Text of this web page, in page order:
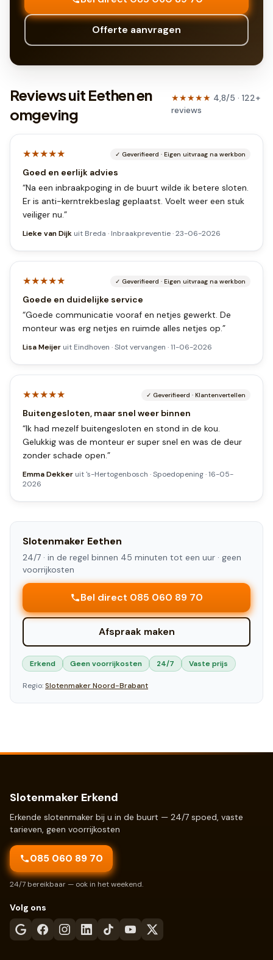
Offerte aanvragen
Reviews uit Eethen en
omgeving
★★★★★ 4,8/5 · 122+
reviews
★★★★★ ✓ Geverifieerd · Eigen uitvraag na werkbon
Goed en eerlijk advies
“Na een inbraakpoging in de buurt wilde ik betere sloten.
Er is anti-kerntrekbeslag geplaatst. Voelt weer een stuk
veiliger nu.”
Lieke van Dijk uit Breda · Inbraakpreventie·23-06-2026
★★★★★ ✓ Geverifieerd · Eigen uitvraag na werkbon
Goede en duidelijke service
“Goede communicatie vooraf en netjes gewerkt. De
monteur was erg netjes en ruimde alles netjes op.”
Lisa Meijer uit Eindhoven ·Slot vervangen ·11-06-2026
★★★★★ ✓ Geverifieerd · Klantenvertellen
Buitengesloten, maar snel weer binnen
“Ik had mezelf buitengesloten en stond in de kou.
Gelukkig was de monteur er super snel en was de deur
zonder schade open.”
Emma Dekker uit 's-Hertogenbosch ·Spoedopening·16-05-
2026
Slotenmaker Eethen
24/7 · in de regel binnen 45 minuten tot een uur · geen
voorrijkosten
Bel direct 085 060 89 70
Afspraak maken
Erkend Geen voorrijkosten 24/7 Vaste prijs
Regio:SlotenmakerNoord-Brabant
Slotenmaker Erkend
Erkende slotenmaker bij u in de buurt — 24/7 spoed, vaste
tarieven, geen voorrijkosten
085 060 89 70
24/7 bereikbaar — ook in het weekend.
Volg ons